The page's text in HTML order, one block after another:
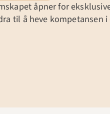
åpner for
til å heve kompetansen